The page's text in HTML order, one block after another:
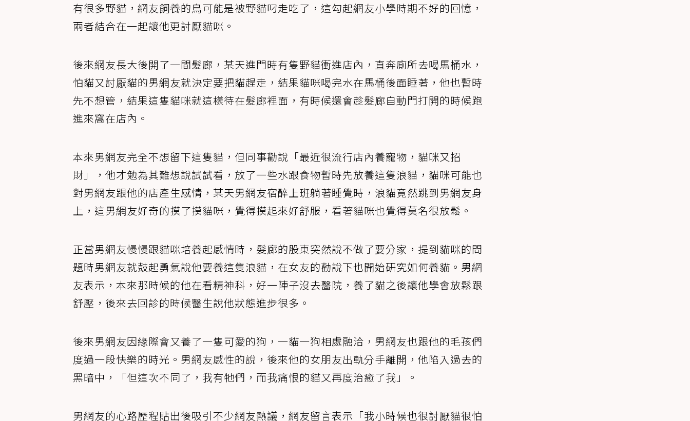
有很多野貓，網友飼養的鳥可能是被野貓叼走吃了，這勾起網友小學時期不好的回憶，
兩者結合在一起讓他更討厭貓咪。
後來網友長大後開了一間髮廊，某天進門時有隻野貓衝進店內，直奔廁所去喝馬桶水，
怕貓又討厭貓的男網友就決定要把貓趕走，結果貓咪喝完水在馬桶後面睡著，他也暫時
先不想管，結果這隻貓咪就這樣待在髮廊裡面，有時候還會趁髮廊自動門打開的時候跑
進來窩在店內。
本來男網友完全不想留下這隻貓，但同事勸說「最近很流行店內養寵物，貓咪又招
財」，他才勉為其難想說試試看，放了一些水跟食物暫時先放養這隻浪貓，貓咪可能也
對男網友跟他的店產生感情，某天男網友宿醉上班躺著睡覺時，浪貓竟然跳到男網友身
上，這男網友好奇的摸了摸貓咪，覺得摸起來好舒服，看著貓咪也覺得莫名很放鬆。
正當男網友慢慢跟貓咪培養起感情時，髮廊的股東突然說不做了要分家，提到貓咪的問
題時男網友就鼓起勇氣說他要養這隻浪貓，在女友的勸說下也開始研究如何養貓。男網
友表示，本來那時候的他在看精神科，好一陣子沒去醫院，養了貓之後讓他學會放鬆跟
舒壓，後來去回診的時候醫生說他狀態進步很多。
後來男網友因緣際會又養了一隻可愛的狗，一貓一狗相處融洽，男網友也跟他的毛孩們
度過一段快樂的時光。男網友感性的說，後來他的女朋友出軌分手離開，他陷入過去的
黑暗中，「但這次不同了，我有牠們，而我痛恨的貓又再度治癒了我」。
男網友的心路歷程貼出後吸引不少網友熱議，網友留言表示「我小時候也很討厭貓很怕